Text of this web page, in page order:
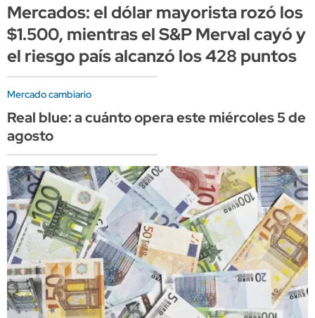
Mercados: el dólar mayorista rozó los
$1.500, mientras el S&P Merval cayó y
el riesgo país alcanzó los 428 puntos
Mercado cambiario
Real blue: a cuánto opera este miércoles 5 de
agosto